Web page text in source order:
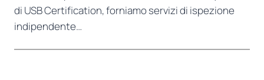
di USB Certification, forniamo servizi di ispezione
indipendente…